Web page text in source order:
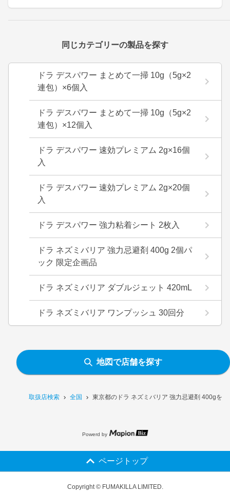
取扱店検索 全国 東京都のドラ ネズミバリア 強力忌避剤 400gを
同じカテゴリーの製品を探す
ドラ デスパワー まとめて一掃 10g（5g×2
連包）×6個入
ドラ デスパワー まとめて一掃 10g（5g×2
連包）×12個入
ドラ デスパワー 速効プレミアム 2g×16個
入
ドラ デスパワー 速効プレミアム 2g×20個
入
ドラ デスパワー 強力粘着シート 2枚入
ドラ ネズミバリア 強力忌避剤 400g 2個パ
ック 限定企画品
ドラ ネズミバリア ダブルジェット 420mL
ドラ ネズミバリア ワンプッシュ 30回分
地図で店舗を探す
Powerd by
ページトップ
Copyright © FUMAKILLA LIMITED.